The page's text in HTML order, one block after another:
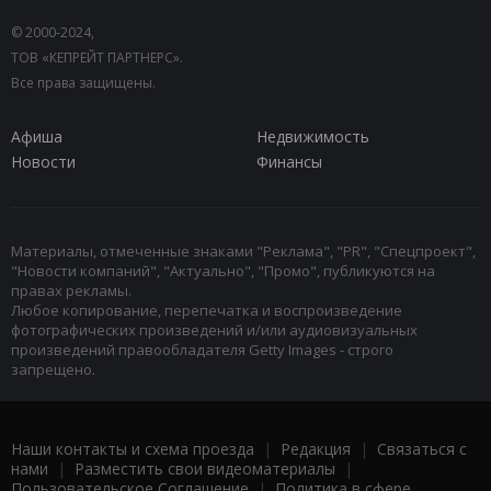
© 2000-2024,
ТОВ «КЕПРЕЙТ ПАРТНЕРС».
Все права защищены.
Афиша
Недвижимость
Новости
Финансы
Материалы, отмеченные знаками "Реклама", "PR", "Спецпроект",
"Новости компаний", "Актуально", "Промо", публикуются на
правах рекламы.
Любое копирование, перепечатка и воспроизведение
фотографических произведений и/или аудиовизуальных
произведений правообладателя Getty Images - строго
запрещено.
Наши контакты и схема проезда | Редакция | Связаться с
нами | Разместить свои видеоматериалы |